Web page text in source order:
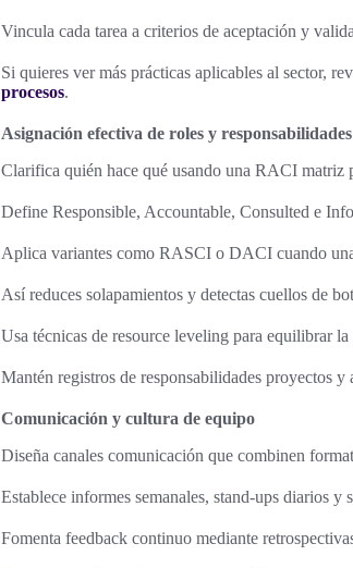
Vincula cada tarea a criterios de aceptación y
Si quieres ver más prácticas aplicables al sector,
procesos.
Asignación efectiva de roles y responsabilidades
Clarifica quién hace qué usando una RACI matriz
Define Responsible, Accountable, Consulted e
Aplica variantes como RASCI o DACI cuando
Así reduces solapamientos y detectas cuellos de
Usa técnicas de resource leveling para equilibrar
Mantén registros de responsabilidades proyectos y
Comunicación y cultura de equipo
Diseña canales comunicación que combinen
Establece informes semanales, stand-ups diarios y
Fomenta feedback continuo mediante